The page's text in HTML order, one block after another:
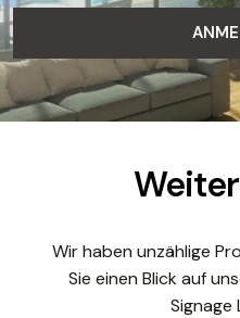
Wir haben unzählige
Sie einen Blick auf
Signage